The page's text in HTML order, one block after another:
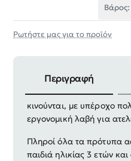
Βάρος:
Ρωτήστε μας για το προϊόν
Περιγραφή
Συρόμενο παιχνίδι
κινούνται, με υπέροχο
εργονομική λαβή για
Πληροί όλα τα πρότυπα
παιδιά ηλικίας 3 ετών